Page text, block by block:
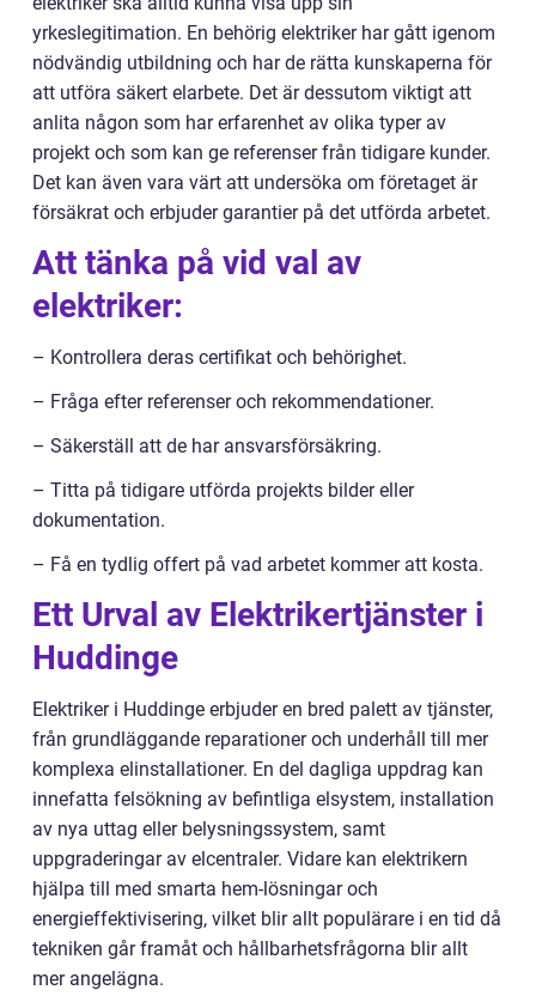
yrkeslegitimation. En behörig elektriker har gått igenom
nödvändig utbildning och har de rätta kunskaperna för
att utföra säkert elarbete. Det är dessutom viktigt att
anlita någon som har erfarenhet av olika typer av
projekt och som kan ge referenser från tidigare kunder.
Det kan även vara värt att undersöka om företaget är
försäkrat och erbjuder garantier på det utförda arbetet.
Att tänka på vid val av
elektriker:
– Kontrollera deras certifikat och behörighet.
– Fråga efter referenser och rekommendationer.
– Säkerställ att de har ansvarsförsäkring.
– Titta på tidigare utförda projekts bilder eller
dokumentation.
– Få en tydlig offert på vad arbetet kommer att kosta.
Ett Urval av Elektrikertjänster i
Huddinge
Elektriker i Huddinge erbjuder en bred palett av tjänster,
från grundläggande reparationer och underhåll till mer
komplexa elinstallationer. En del dagliga uppdrag kan
innefatta felsökning av befintliga elsystem, installation
av nya uttag eller belysningssystem, samt
uppgraderingar av elcentraler. Vidare kan elektrikern
hjälpa till med smarta hem-lösningar och
energieffektivisering, vilket blir allt populärare i en tid då
tekniken går framåt och hållbarhetsfrågorna blir allt
mer angelägna.